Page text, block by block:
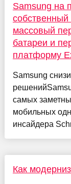
Samsung на
массовый
батареи и
платформу
Samsung
самых
мобильных
инсайдера
Как